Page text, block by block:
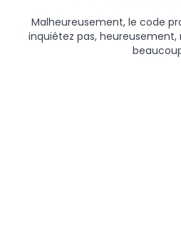
Malheureusement, le code
inquiétez pas,